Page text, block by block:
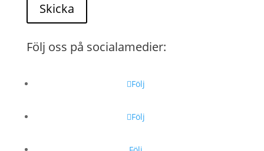
Skicka
Följ oss på socialamedier:
Följ
Följ